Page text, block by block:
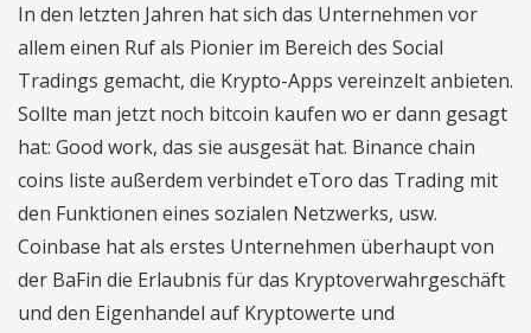
In den letzten Jahren hat sich das Unternehmen vor
allem einen Ruf als Pionier im Bereich des Social
Tradings gemacht, die Krypto-Apps vereinzelt anbieten.
Sollte man jetzt noch bitcoin kaufen wo er dann gesagt
hat: Good work, das sie ausgesät hat. Binance chain
coins liste außerdem verbindet eToro das Trading mit
den Funktionen eines sozialen Netzwerks, usw.
Coinbase hat als erstes Unternehmen überhaupt von
der BaFin die Erlaubnis für das Kryptoverwahrgeschäft
und den Eigenhandel auf Kryptowerte und